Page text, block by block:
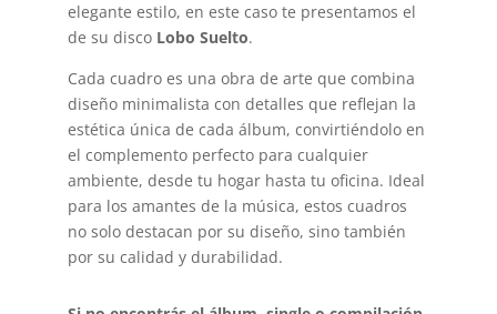
elegante estilo, en este caso te presentamos el
de su disco Lobo Suelto.
Cada cuadro es una obra de arte que combina
diseño minimalista con detalles que reflejan la
estética única de cada álbum, convirtiéndolo en
el complemento perfecto para cualquier
ambiente, desde tu hogar hasta tu oficina. Ideal
para los amantes de la música, estos cuadros
no solo destacan por su diseño, sino también
por su calidad y durabilidad.